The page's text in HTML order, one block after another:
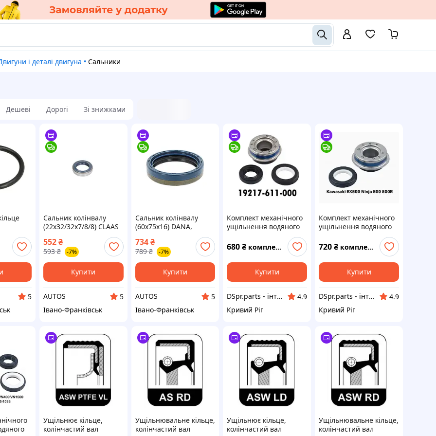
Двигуни і деталі двигуна • Сальники
Дешеві Дорогі Зі знижками
MP4
A/1842
K/1842
5
Сальник колінвалу
(22x32/32x7/8/8) CLAAS
CORTECO 01002809B
552₴
593 ₴ -7%
Купити
AUTOS
5
Івано-Франківськ
Сальник колінвалу
(60x75x16) DANA,
CORTECO 12013740B
734 ₴
789 ₴ -7%
Купити
AUTOS
5
Івано-Франківськ
Комплект механічного
ущільнення водяного
CX500 GL500 Silver
Wing 19217-611-000
680₴ комплект
Купити
DSpr.parts - інтернет-магазин авто та мото запчастини
4.9
Кривий Ріг
Комплект механічного
ущільнення водяного
насоса для Kawasaki
EX500 Ninja 500 500R
720₴ комплект
Купити
DSpr.parts - інтернет-магазин авто та мото запчастини
4.9
Кривий Ріг
Ущільнює кільце,
колінчастий вал
Ущільнювальне кільце,
колінчастий вал
Ущільнює кільце,
колінчастий вал
Ущільнювальне кільце,
колінчастий вал